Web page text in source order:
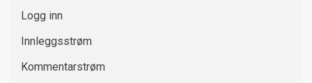
Logg inn
Innleggsstrøm
Kommentarstrøm